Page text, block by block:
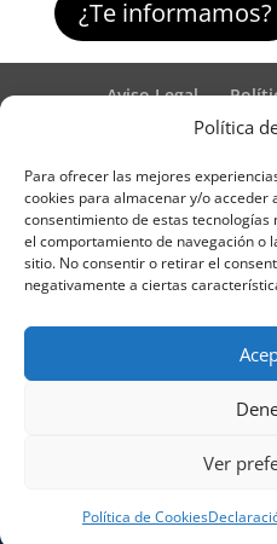
Política
Para ofrecer las mejores
cookies para almacenar y/o acceder
consentimiento de estas
el comportamiento de navegación o
sitio. No consentir o retirar el
negativamente a ciertas
Ver
Política de Cookies
¿Te informamos?
Aviso Legal
Términos y condiciones
Formulario de Datos
Métodos de pago SEQURA
Formulario de
Formulario de
Plantilla
Formulario uso de
Learning Galicia, S.L. -